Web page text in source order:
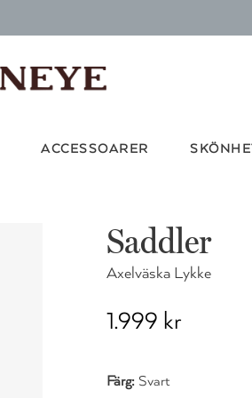
ACCESSOARER
Saddler
Axelväska Lykke
1.999 kr
Färg: Svart